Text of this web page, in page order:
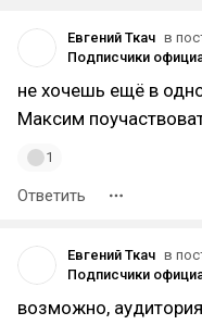
Евгений Ткач в
не хочешь ещё в
Максим
1
Ответить
Евгений Ткач в
возможно,